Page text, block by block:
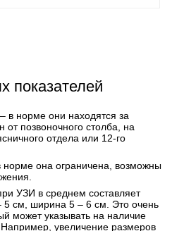
показателей
– в норме они находятся за
позвоночного столба, на
отдела или 12-го
норме она ограничена, возможны
УЗИ в среднем составляет
5 см, ширина 5 – 6 см. Это очень
может указывать на наличие
увеличение размеров